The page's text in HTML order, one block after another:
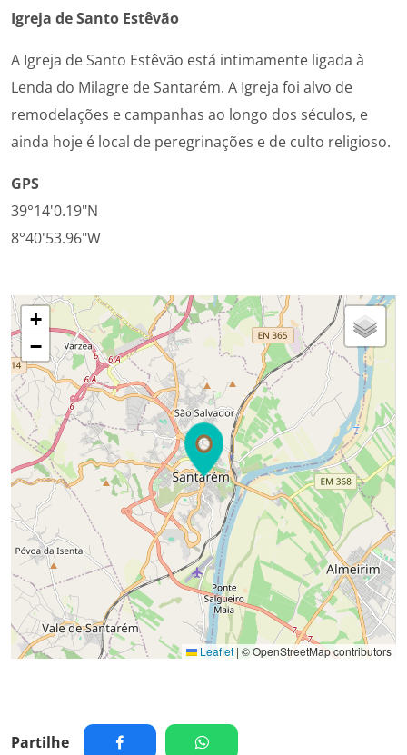
Igreja de Santo Estêvão
A Igreja de Santo Estêvão está intimamente ligada à
Lenda do Milagre de Santarém. A Igreja foi alvo de
remodelações e campanhas ao longo dos séculos, e
ainda hoje é local de peregrinações e de culto religioso.
GPS
39°14'0.19"N
8°40'53.96"W
+
−
Leaflet | © OpenStreetMap contributors
Partilhe